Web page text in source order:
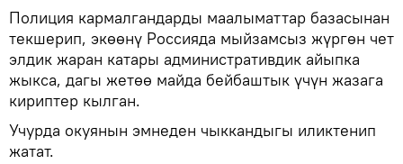
Полиция кармалгандарды маалыматтар базасынан
текшерип, экөөнү Россияда мыйзамсыз жүргөн чет
элдик жаран катары административдик айыпка
жыкса, дагы жетөө майда бейбаштык үчүн жазага
кириптер кылган.
Учурда окуянын эмнеден чыккандыгы иликтенип
жатат.